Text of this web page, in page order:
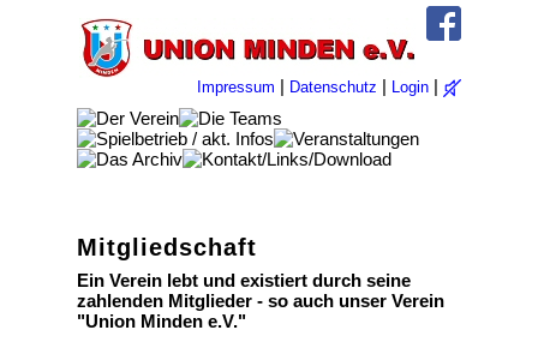
Impressum | Datenschutz | Login |
Mitgliedschaft
Ein Verein lebt und existiert durch seine
zahlenden Mitglieder - so auch unser Verein
"Union Minden e.V."